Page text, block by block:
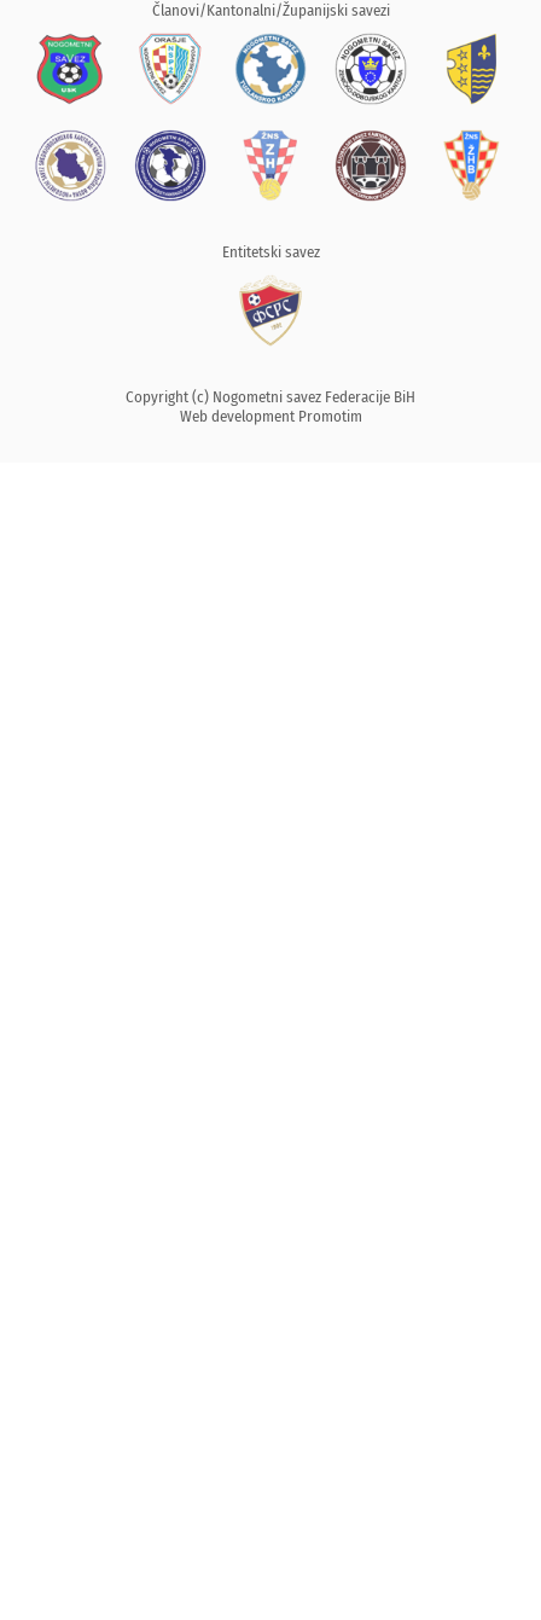
Članovi/Kantonalni/Županijski savezi
Entitetski savez
Copyright (c) Nogometni savez Federacije BiH
Web development Promotim